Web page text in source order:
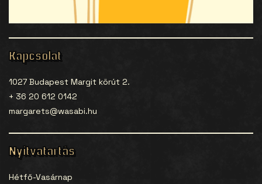
Kapcsolat
1027 Budapest Margit körút 2.
+ 36 20 612 0142
margarets@wasabi.hu
Nyitvatartás
Hétfő-Vasárnap